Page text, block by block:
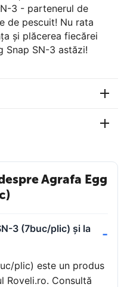
3 - partenerul de
de pescuit! Nu rata
și plăcerea fiecărei
Snap SN-3 astăzi!
Agrafa Egg
3 (7buc/plic) și la
plic) este un produs
Roveli.ro. Consultă